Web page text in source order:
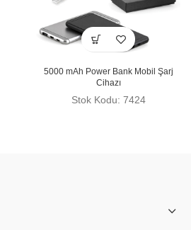
5000 mAh Power Bank Mobil Şarj
Cihazı
Stok Kodu: 7424